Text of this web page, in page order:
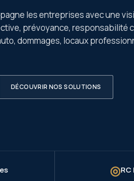
les entreprises avec une
prévoyance, responsabilité
dommages, locaux
DÉCOUVRIR NOS SOLUTIONS
◎RC